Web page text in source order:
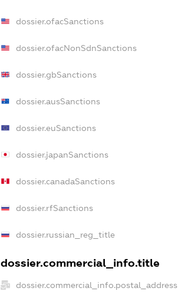
dossier.ofacSanctions
dossier.ofacNonSdnSanctions
dossier.gbSanctions
dossier.ausSanctions
dossier.euSanctions
dossier.japanSanctions
dossier.canadaSanctions
dossier.rfSanctions
dossier.russian_reg_title
dossier.commercial_info.title
dossier.commercial_info.postal_address